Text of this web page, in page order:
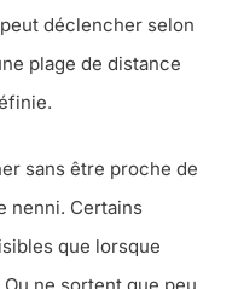
déclencher selon
plage de distance
sans être proche de
nenni. Certains
que lorsque